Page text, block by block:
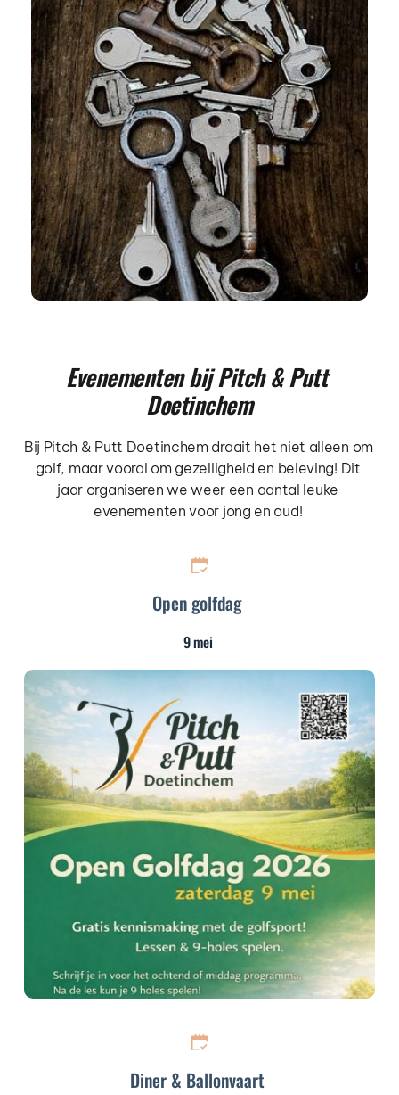
Evenementen bij Pitch & Putt
Doetinchem
Bij Pitch & Putt Doetinchem draait het niet alleen om
golf, maar vooral om gezelligheid en beleving! Dit
jaar organiseren we weer een aantal leuke
evenementen voor jong en oud!
Open golfdag
9 mei
Diner & Ballonvaart